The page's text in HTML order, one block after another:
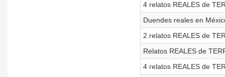
4 relatos REALES de
Duendes reales en
2 relatos REALES de
Relatos REALES de
4 relatos REALES de